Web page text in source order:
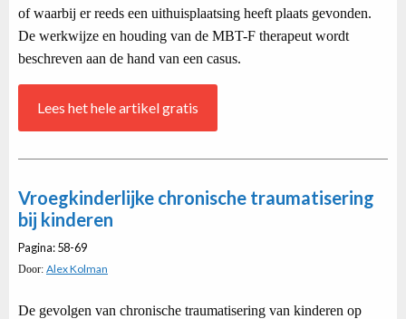
of waarbij er reeds een uithuisplaatsing heeft plaats gevonden.
De werkwijze en houding van de MBT-F therapeut wordt
beschreven aan de hand van een casus.
Lees het hele artikel gratis
Vroegkinderlijke chronische traumatisering
bij kinderen
Pagina: 58-69
Door: Alex Kolman
De gevolgen van chronische traumatisering van kinderen op